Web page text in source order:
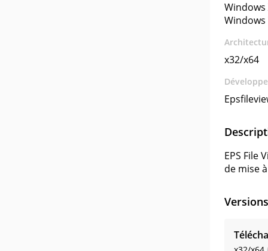
Windows
Windows
x32/x64
EPS File
de mise
Versions